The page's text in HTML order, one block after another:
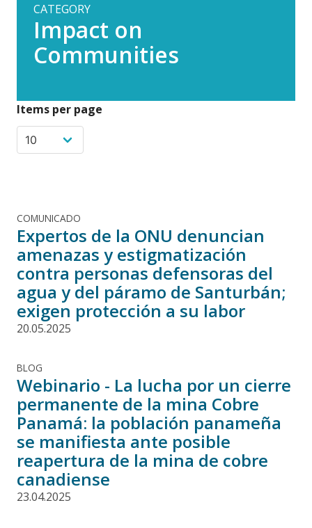
CATEGORY
Impact on
Communities
Items per page
COMUNICADO
Expertos de la ONU denuncian
amenazas y estigmatización
contra personas defensoras del
agua y del páramo de Santurbán;
exigen protección a su labor
20.05.2025
BLOG
Webinario - La lucha por un cierre
permanente de la mina Cobre
Panamá: la población panameña
se manifiesta ante posible
reapertura de la mina de cobre
canadiense
23.04.2025